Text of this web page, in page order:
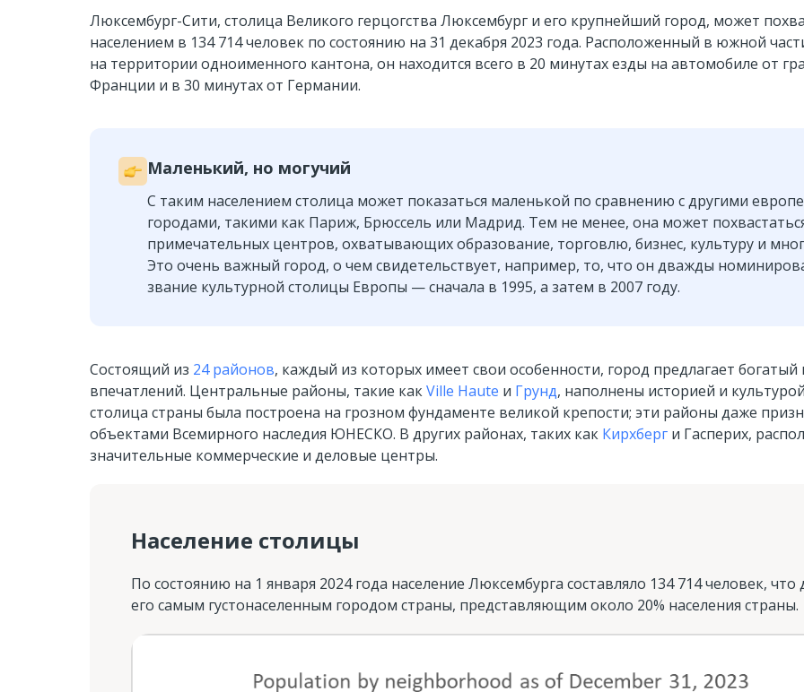
Люксембург-Сити, столица Великого герцогства Люксембург и его крупнейший город, может
населением в 134 714 человек по состоянию на 31 декабря 2023 года. Расположенный в южной
на территории одноименного кантона, он находится всего в 20 минутах езды на автомобиле от
Франции и в 30 минутах от Германии.
Маленький, но могучий
С таким населением столица может показаться маленькой по сравнению с другими
городами, такими как Париж, Брюссель или Мадрид. Тем не менее, она может
примечательных центров, охватывающих образование, торговлю, бизнес, культуру и
Это очень важный город, о чем свидетельствует, например, то, что он дважды
звание культурной столицы Европы — сначала в 1995, а затем в 2007 году.
Состоящий из 24 районов, каждый из которых имеет свои особенности, город предлагает богатый
впечатлений. Центральные районы, такие какVille Haute и Грунд, наполнены историей и
столица страны была построена на грозном фундаменте великой крепости; эти районы даже
объектами Всемирного наследия ЮНЕСКО. В других районах, таких как Кирхберг и Гасперих,
значительные коммерческие и деловые центры.
Население столицы
По состоянию на 1 января 2024 года население Люксембурга составляло 134 714 человек, что
его самым густонаселенным городом страны, представляющим около 20% населения страны.